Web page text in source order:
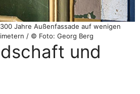
Jahre Außenfassade auf wenigen
/ © Foto: Georg Berg
und